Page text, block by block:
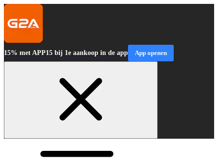
15% met APP15 bij 1e aankoop in de app App openen